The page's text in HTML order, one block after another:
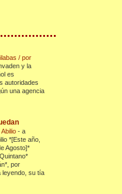
/ por
y la
es
autoridades
una agencia
Abilio-a
*[Este año,
Agosto]*
por
leyendo, su tía